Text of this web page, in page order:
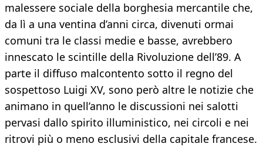
malessere sociale della borghesia mercantile che,
da lì a una ventina d’anni circa, divenuti ormai
comuni tra le classi medie e basse, avrebbero
innescato le scintille della Rivoluzione dell’89. A
parte il diffuso malcontento sotto il regno del
sospettoso Luigi XV, sono però altre le notizie che
animano in quell’anno le discussioni nei salotti
pervasi dallo spirito illuministico, nei circoli e nei
ritrovi più o meno esclusivi della capitale francese.